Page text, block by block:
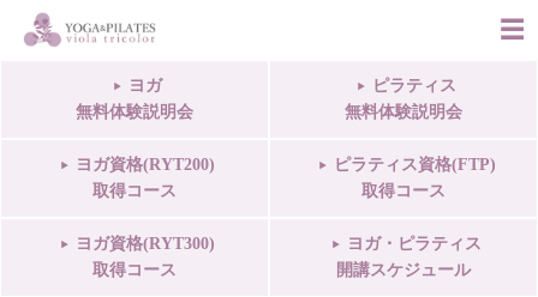
ヨガ
無料体験説明会
ピラティス
無料体験説明会
ヨガ資格(RYT200)
取得コース
ピラティス資格(FTP)
取得コース
ヨガ資格(RYT300)
取得コース
ヨガ・ピラティス
開講スケジュール